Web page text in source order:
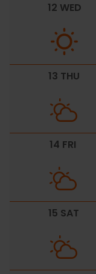
12 WED
13 THU
14 FRI
15 SAT